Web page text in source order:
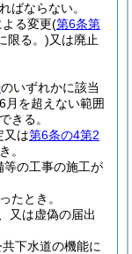
ばならない。
る変更(第6条第
限る。)又は廃止
のいずれかに該当
月を超えない範囲
きる。
又は第6条の4第2
。
等の工事の施工が
たとき。
又は虚偽の届出
下水道の機能に